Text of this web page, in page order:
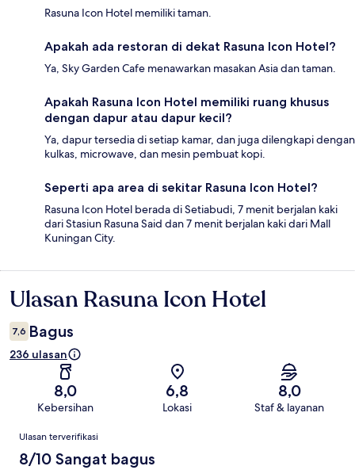
Rasuna Icon Hotel memiliki taman.
Apakah ada restoran di dekat Rasuna Icon Hotel?
Ya, Sky Garden Cafe menawarkan masakan Asia dan taman.
Apakah Rasuna Icon Hotel memiliki ruang khusus
dengan dapur atau dapur kecil?
Ya, dapur tersedia di setiap kamar, dan juga dilengkapi dengan
kulkas, microwave, dan mesin pembuat kopi.
Seperti apa area di sekitar Rasuna Icon Hotel?
Rasuna Icon Hotel berada di Setiabudi, 7 menit berjalan kaki
dari Stasiun Rasuna Said dan 7 menit berjalan kaki dari Mall
Kuningan City.
Ulasan
Ulasan Rasuna Icon Hotel
7,6 Bagus
236 ulasan
8,0
Kebersihan
6,8
Lokasi
8,0
Staf & layanan
Ulasan
Ulasan terverifikasi
8/10 Sangat bagus